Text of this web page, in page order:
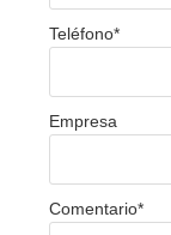
Teléfono*
Empresa
Comentario*